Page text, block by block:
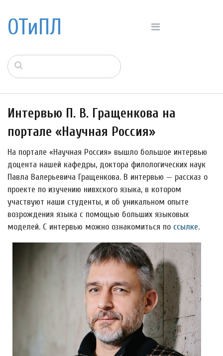
ОТиПЛ
Интервью П. В. Гращенкова на
портале «Научная Россия»
На портале «Научная Россия» вышло большое интервью
доцента нашей кафедры, доктора филологических наук
Павла Валерьевича Гращенкова. В интервью — рассказ о
проекте по изучению нивхского языка, в котором
участвуют наши студенты, и об уникальном опыте
возрождения языка с помощью больших языковых
моделей. С интервью можно ознакомиться по ссылке.